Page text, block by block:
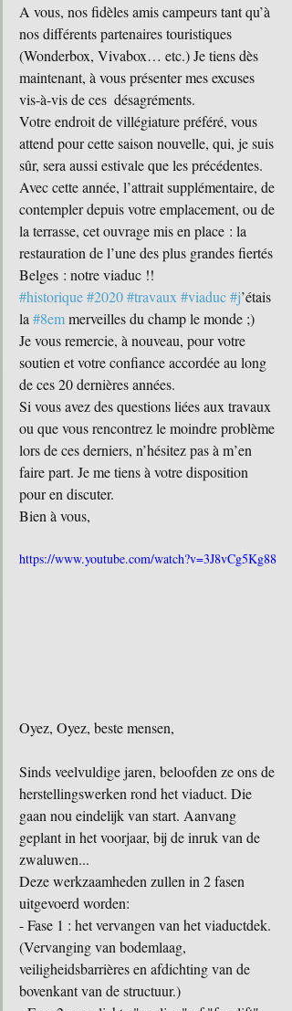
A vous, nos fidèles amis campeurs tant qu’à
nos différents partenaires touristiques
(Wonderbox, Vivabox… etc.) Je tiens dès
maintenant, à vous présenter mes excuses
vis-à-vis de ces  désagréments.
Votre endroit de villégiature préféré, vous
attend pour cette saison nouvelle, qui, je suis
sûr, sera aussi estivale que les précédentes.
Avec cette année, l’attrait supplémentaire, de
contempler depuis votre emplacement, ou de
la terrasse, cet ouvrage mis en place : la
restauration de l’une des plus grandes fiertés
Belges : notre viaduc !!
#historique#2020#travaux #viaduc#j’étais
la #8em merveilles du champ le monde ;)
Je vous remercie, à nouveau, pour votre
soutien et votre confiance accordée au long
de ces 20 dernières années.
Si vous avez des questions liées aux travaux
ou que vous rencontrez le moindre problème
lors de ces derniers, n’hésitez pas à m’en
faire part. Je me tiens à votre disposition
pour en discuter.
Bien à vous,
https://www.youtube.com/watch?v=3J8vCg5Kg88
Oyez, Oyez, beste mensen,
Sinds veelvuldige jaren, beloofden ze ons de
herstellingswerken rond het viaduct. Die
gaan nou eindelijk van start. Aanvang
geplant in het voorjaar, bij de inruk van de
zwaluwen...
Deze werkzaamheden zullen in 2 fasen
uitgevoerd worden:
- Fase 1 : het vervangen van het viaductdek.
(Vervanging van bodemlaag,
veiligheidsbarrières en afdichting van de
bovenkant van de structuur.)